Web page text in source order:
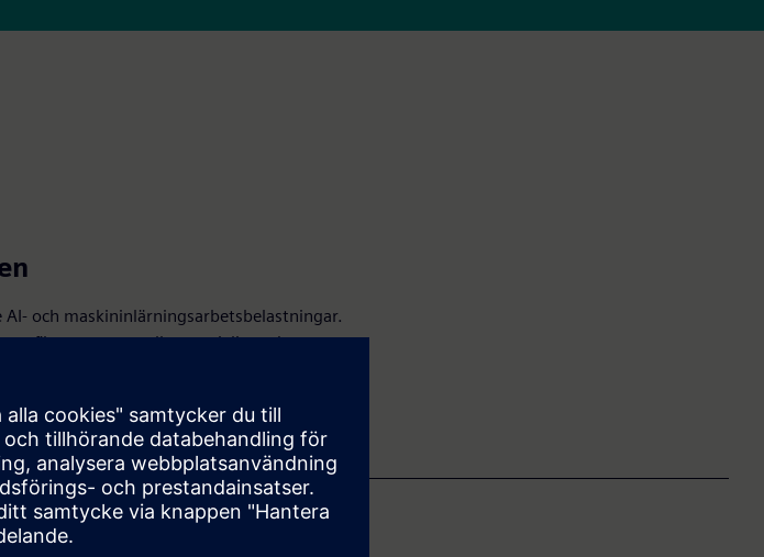
och maskininlärningsarbetsbelastningar.
eller specialiserade
LLM-utbildning och slutsatser i